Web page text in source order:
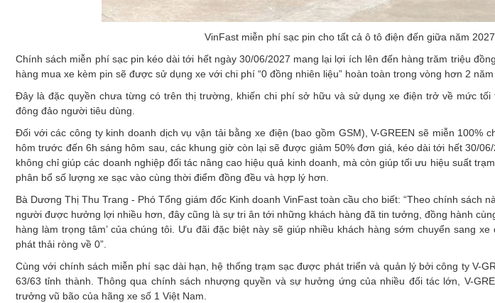
VinFast miễn phí sạc pin cho tất cả ô tô điện đến giữa năm 2027
Chính sách miễn phí sạc pin kéo dài tới hết ngày 30/06/2027 mang lại lợi ích lên đến hàng trăm triệu
hàng mua xe kèm pin sẽ được sử dụng xe với chi phí “0 đồng nhiên liệu” hoàn toàn trong vòng hơn 2 năm
Đây là đặc quyền chưa từng có trên thị trường, khiến chi phí sở hữu và sử dụng xe điện trở về mức
đông đảo người tiêu dùng.
Đối với các công ty kinh doanh dịch vụ vận tải bằng xe điện (bao gồm GSM), V-GREEN sẽ miễn 100%
hôm trước đến 6h sáng hôm sau, các khung giờ còn lại sẽ được giảm 50% đơn giá, kéo dài tới hết 30/
không chỉ giúp các doanh nghiệp đối tác nâng cao hiệu quả kinh doanh, mà còn giúp tối ưu hiệu suất
phân bổ số lượng xe sạc vào cùng thời điểm đồng đều và hợp lý hơn.
Bà Dương Thị Thu Trang - Phó Tổng giám đốc Kinh doanh VinFast toàn cầu cho biết: “Theo chính sách
người được hưởng lợi nhiều hơn, đây cũng là sự tri ân tới những khách hàng đã tin tưởng, đồng hành
hàng làm trọng tâm’ của chúng tôi. Ưu đãi đặc biệt này sẽ giúp nhiều khách hàng sớm chuyển sang
phát thải ròng về 0”.
Cùng với chính sách miễn phí sạc dài hạn, hệ thống trạm sạc được phát triển và quản lý bởi công ty V-
63/63 tỉnh thành. Thông qua chính sách nhượng quyền và sự hưởng ứng của nhiều đối tác lớn, V-
trưởng vũ bão của hãng xe số 1 Việt Nam.